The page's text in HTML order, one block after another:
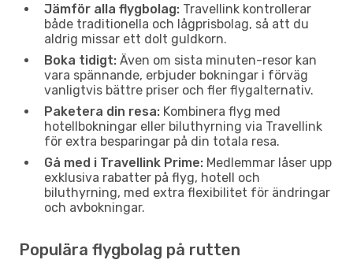
Jämför alla flygbolag: Travellink kontrollerar
både traditionella och lågprisbolag, så att du
aldrig missar ett dolt guldkorn.
Boka tidigt: Även om sista minuten-resor kan
vara spännande, erbjuder bokningar i förväg
vanligtvis bättre priser och fler flygalternativ.
Paketera din resa: Kombinera flyg med
hotellbokningar eller biluthyrning via Travellink
för extra besparingar på din totala resa.
Gå med i Travellink Prime: Medlemmar låser upp
exklusiva rabatter på flyg, hotell och
biluthyrning, med extra flexibilitet för ändringar
och avbokningar.
Populära flygbolag på rutten